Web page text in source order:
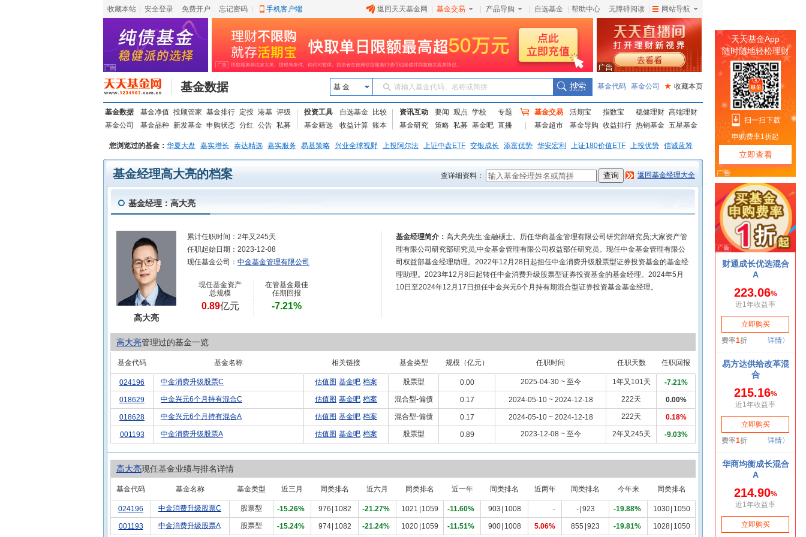
收藏本站 安全登录 免费开户 忘记密码 手机客户端 返回天天基金网 基金交易 产品导购 自选基金 帮助中心 无障碍阅读 网站导航
基金数据 基 金 请输入基金代码、名称或简拼 基金代码 基金公司 ★ 收藏本页
基金数据 基金净值 投顾管家 基金排行 定投 港基 评级
基金公司
基金品种 新发基金 申购状态 分红 公告 私募
投资工具 自选基金
比较
基金筛选
收益计算 账本
资讯互动 要闻 观点 学校
专题
基金研究
策略 私募 基金吧 直播
基金交易 活期宝 指数宝 稳健理财 高端理财
基金超市
基金导购 收益排行 热销基金 五星基金
您浏览过的基金： 华夏大盘 嘉实增长 泰达精选 嘉实服务 易基策略 兴业全球视野 上投阿尔法 上证中盘ETF 交银成长 添富优势 华安宏利 上证180价值ETF 上投优势 信诚蓝筹
基金经理高大亮的档案 查详细资料： 返回基金经理大全
基金经理：高大亮
基金经理简介： 高大亮先生:金融硕士。历任华商基金管理有限公司研究部研究员;大家资产管
理有限公司研究部研究员;中金基金管理有限公司权益部任研究员。现任中金基金管理有限公
司权益部基金经理助理。2022年12月28日起担任中金消费升级股票型证券投资基金的基金经
理助理。2023年12月8日起转任中金消费升级股票型证券投资基金的基金经理。2024年5月
10日至2024年12月17日担任中金兴元6个月持有期混合型证券投资基金基金经理。
高大亮
累计任职时间： 2年又245天
任职起始日期： 2023-12-08
现任基金公司： 中金基金管理有限公司
现任基金资产
总规模
0.89亿元
在管基金最佳
任期回报
-7.21%
高大亮管理过的基金一览
基金代码 基金名称 相关链接 基金类型 规模（亿元） 任职时间 任职天数 任职回报
024196 中金消费升级股票C 估值图 基金吧 档案 股票型 0.00 2025-04-30 ~ 至今 1年又101天 -7.21%
018629 中金兴元6个月持有混合C 估值图 基金吧 档案 混合型-偏债 0.17 2024-05-10 ~ 2024-12-18 222天 0.00%
018628 中金兴元6个月持有混合A 估值图 基金吧 档案 混合型-偏债 0.17 2024-05-10 ~ 2024-12-18 222天 0.18%
001193 中金消费升级股票A 估值图 基金吧 档案 股票型 0.89 2023-12-08 ~ 至今 2年又245天 -9.03%
高大亮现任基金业绩与排名详情
基金代码 基金名称 基金类型 近三月 同类排名 近六月 同类排名 近一年 同类排名 近两年 同类排名 今年来 同类排名
024196 中金消费升级股票C 股票型 -15.26% 976 1082 -21.27% 1021 1059 -11.60% 903 1008 - - 923 -19.88% 1030 1050
001193 中金消费升级股票A 股票型 -15.24% 974 1082 -21.24% 1020 1059 -11.51% 900 1008 5.06% 855 923 -19.81% 1028 1050